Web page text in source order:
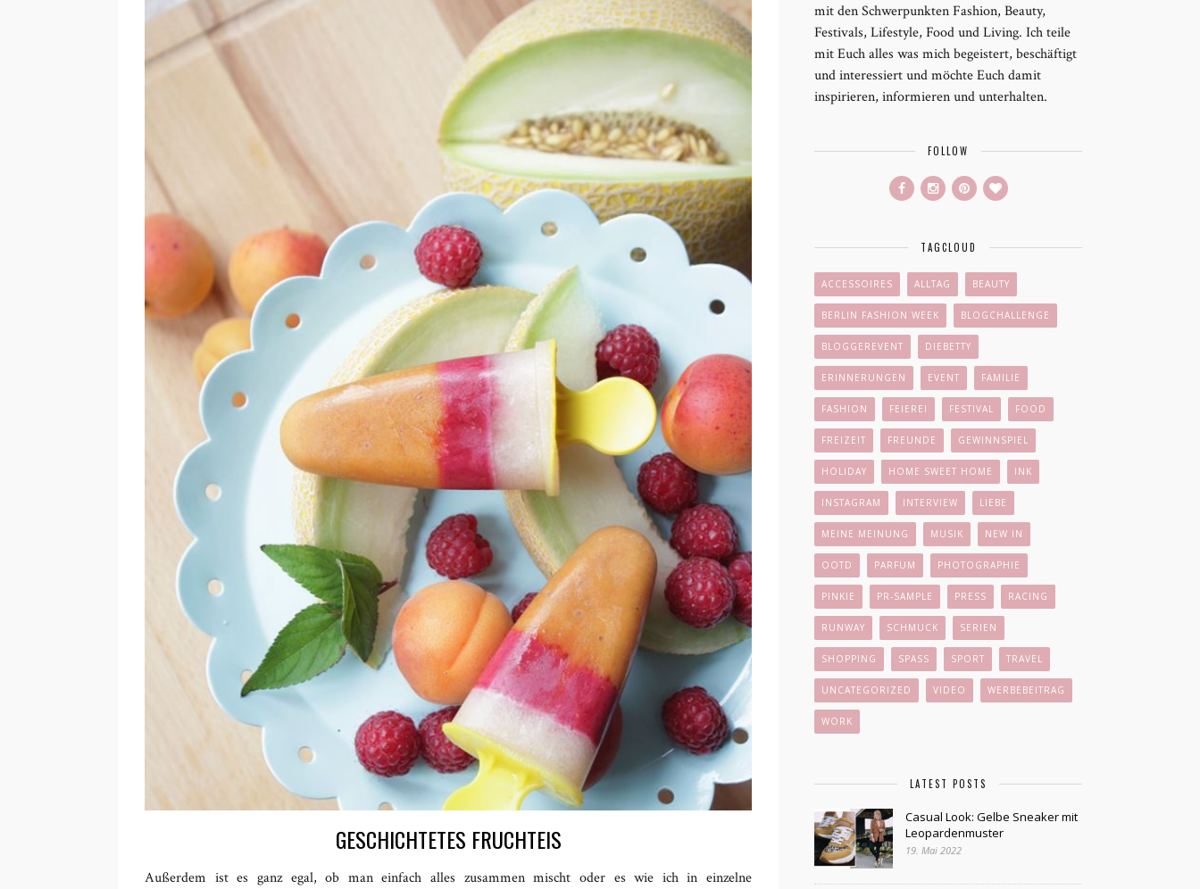
GESCHICHTETES FRUCHTEIS
Außerdem ist es ganz egal, ob man einfach alles zusammen mischt oder es wie ich in einzelne
mit den Schwerpunkten Fashion, Beauty,
Festivals, Lifestyle, Food und Living. Ich teile
mit Euch alles was mich begeistert, beschäftigt
und interessiert und möchte Euch damit
inspirieren, informieren und unterhalten.
FOLLOW
TAGCLOUD
ACCESSOIRES ALLTAG BEAUTY
BERLIN FASHION WEEK BLOGCHALLENGE
BLOGGEREVENT DIEBETTY
ERINNERUNGEN EVENT FAMILIE
FASHION FEIEREI FESTIVAL FOOD
FREIZEIT FREUNDE GEWINNSPIEL
HOLIDAY HOME SWEET HOME INK
INSTAGRAM INTERVIEW LIEBE
MEINE MEINUNG MUSIK NEW IN
OOTD PARFUM PHOTOGRAPHIE
PINKIE PR-SAMPLE PRESS RACING
RUNWAY SCHMUCK SERIEN
SHOPPING SPASS SPORT TRAVEL
UNCATEGORIZED VIDEO WERBEBEITRAG
WORK
LATEST POSTS
Casual Look: Gelbe Sneaker mit
Leopardenmuster
19. Mai 2022